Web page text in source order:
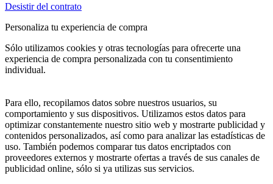
Desistir del contrato
Personaliza tu experiencia de compra
Sólo utilizamos cookies y otras tecnologías para ofrecerte una
experiencia de compra personalizada con tu consentimiento
individual.
Para ello, recopilamos datos sobre nuestros usuarios, su
comportamiento y sus dispositivos. Utilizamos estos datos para
optimizar constantemente nuestro sitio web y mostrarte publicidad y
contenidos personalizados, así como para analizar las estadísticas de
uso. También podemos comparar tus datos encriptados con
proveedores externos y mostrarte ofertas a través de sus canales de
publicidad online, sólo si ya utilizas sus servicios.